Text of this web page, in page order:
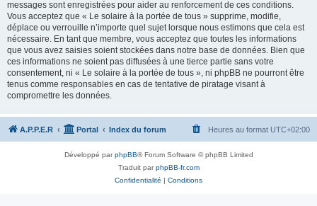
messages sont enregistrées pour aider au renforcement de ces conditions.
Vous acceptez que « Le solaire à la portée de tous » supprime, modifie,
déplace ou verrouille n’importe quel sujet lorsque nous estimons que cela est
nécessaire. En tant que membre, vous acceptez que toutes les informations
que vous avez saisies soient stockées dans notre base de données. Bien que
ces informations ne soient pas diffusées à une tierce partie sans votre
consentement, ni « Le solaire à la portée de tous », ni phpBB ne pourront être
tenus comme responsables en cas de tentative de piratage visant à
compromettre les données.
A.P.P.E.R Portal Index du forum Heures au format UTC+02:00
Développé parphpBB® Forum Software © phpBB Limited
Traduit parphpBB-fr.com
Confidentialité | Conditions